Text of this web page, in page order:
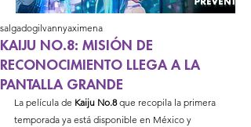
KAIJU NO.8: MISIÓN DE
RECONOCIMIENTO LLEGA A LA
PANTALLA GRANDE
salgadogilvannyaximena
La película de Kaiju No.8 que recopila la primera
temporada ya está disponible en México y